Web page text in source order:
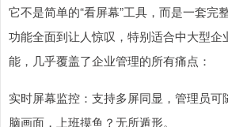
它不是简单的“看屏幕”工具，而是一套完
功能全面到让人惊叹，特别适合中大型企
能，几乎覆盖了企业管理的所有痛点：
实时屏幕监控：支持多屏同显，管理员
脑画面，上班摸鱼？无所遁形。